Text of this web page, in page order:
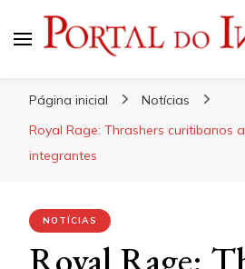
Página inicial
Notícias
Royal Rage: Thrashers curitibanos
integrantes
NOTÍCIAS